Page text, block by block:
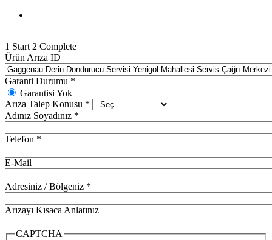
1 Start 2 Complete
Ürün Arıza ID
Garanti Durumu *
Garantisi Yok
Arıza Talep Konusu *
Adınız Soyadınız *
Telefon *
E-Mail
Adresiniz / Bölgeniz *
Arızayı Kısaca Anlatınız
CAPTCHA